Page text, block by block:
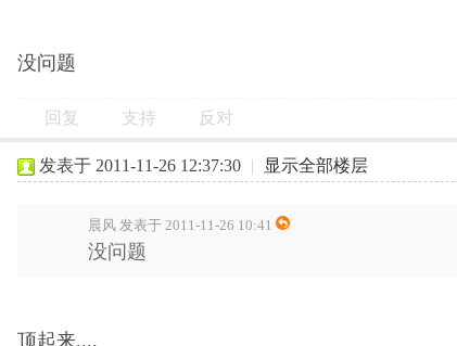
没问题
回复 支持 反对
发表于 2011-11-26 12:37:30 | 显示全部楼层
晨风 发表于 2011-11-26 10:41
没问题
顶起来....